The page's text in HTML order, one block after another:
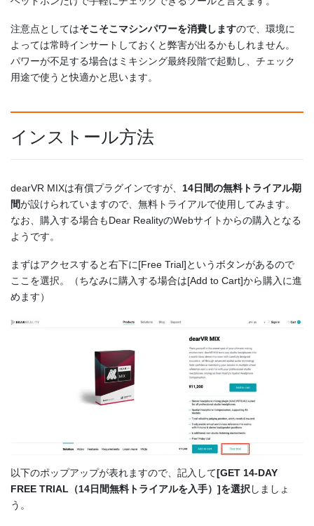
注意点としてはそこそこマシンパワーを消費しますので、環境に
よっては常時インサートしておくと弊害が出るかもしれません。
パワーが不足する場合はミキシング最終段階で起動し、チェック
用途で使うと快適かと思います。
インストール方法
dearVR MIXは有償プラグインですが、 14日間の無料トライアル期
間が設けられていますので、無料トライアルで使用してみます。
なお、購入する場合もDear RealityのWebサイトからの購入となる
ようです。
まずはアクセスすると右下に[Free Trial]というボタンがあるので
ここを選択。（ちなみに購入する場合は[Add to Cart]から購入に進
めます）
以下のポップアップが表れますので、記入して[GET 14-DAY
FREE TRIAL（14日間無料トライアルを入手）]を選択しましょ
う。